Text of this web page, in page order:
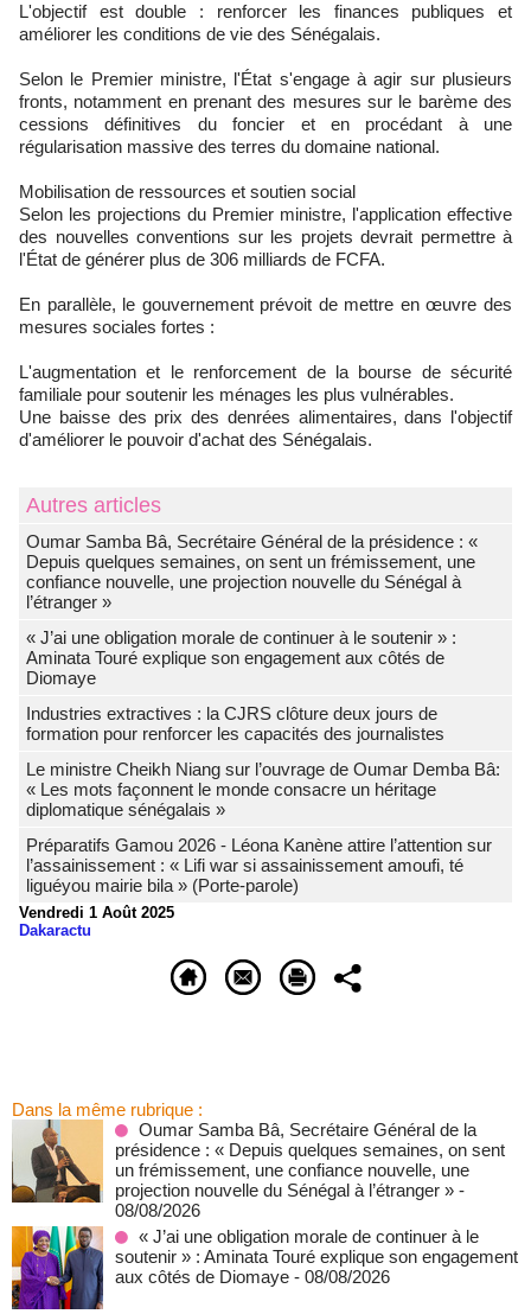
L'objectif est double : renforcer les finances publiques et
améliorer les conditions de vie des Sénégalais.
Selon le Premier ministre, l'État s'engage à agir sur plusieurs
fronts, notamment en prenant des mesures sur le barème des
cessions définitives du foncier et en procédant à une
régularisation massive des terres du domaine national.
Mobilisation de ressources et soutien social
Selon les projections du Premier ministre, l'application effective
des nouvelles conventions sur les projets devrait permettre à
l'État de générer plus de 306 milliards de FCFA.
En parallèle, le gouvernement prévoit de mettre en œuvre des
mesures sociales fortes :
L'augmentation et le renforcement de la bourse de sécurité
familiale pour soutenir les ménages les plus vulnérables.
Une baisse des prix des denrées alimentaires, dans l'objectif
d'améliorer le pouvoir d'achat des Sénégalais.
Autres articles
Oumar Samba Bâ, Secrétaire Général de la présidence : «
Depuis quelques semaines, on sent un frémissement, une
confiance nouvelle, une projection nouvelle du Sénégal à
l’étranger »
« J’ai une obligation morale de continuer à le soutenir » :
Aminata Touré explique son engagement aux côtés de
Diomaye
Industries extractives : la CJRS clôture deux jours de
formation pour renforcer les capacités des journalistes
Le ministre Cheikh Niang sur l’ouvrage de Oumar Demba Bâ:
« Les mots façonnent le monde consacre un héritage
diplomatique sénégalais »
Préparatifs Gamou 2026 - Léona Kanène attire l’attention sur
l’assainissement : « Lifi war si assainissement amoufi, té
liguéyou mairie bila » (Porte-parole)
Vendredi 1 Août 2025
Dakaractu
Dans la même rubrique :
Oumar Samba Bâ, Secrétaire Général de la
présidence : « Depuis quelques semaines, on sent
un frémissement, une confiance nouvelle, une
projection nouvelle du Sénégal à l’étranger » -
08/08/2026
« J’ai une obligation morale de continuer à le
soutenir » : Aminata Touré explique son engagement
aux côtés de Diomaye - 08/08/2026